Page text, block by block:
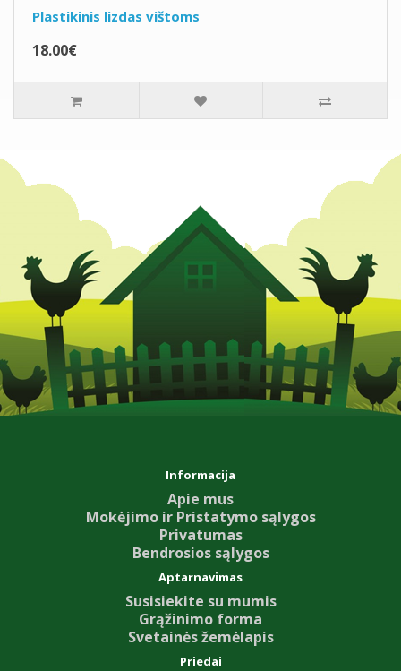
Plastikinis lizdas vištoms
18.00€
Informacija
Apie mus
Mokėjimo ir Pristatymo sąlygos
Privatumas
Bendrosios sąlygos
Aptarnavimas
Susisiekite su mumis
Grąžinimo forma
Svetainės žemėlapis
Priedai